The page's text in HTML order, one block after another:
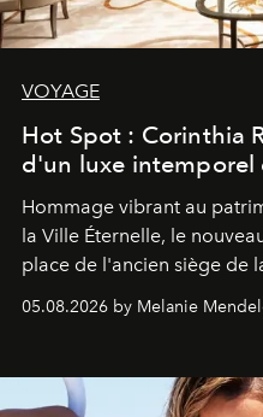
VOYAGE
Hot Spot : Corinthia
d'un luxe intemporel
Hommage vibrant au
la Ville Éternelle, le
place de l'ancien siège de
de vivre Romain dans
05.08.2026 by Melanie